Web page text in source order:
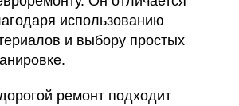
использованию
и выбору простых
ремонт подходит